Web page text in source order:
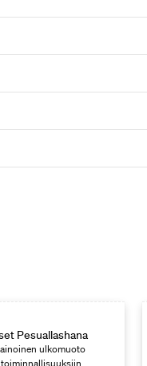
Pesuallashana
ulkomuoto